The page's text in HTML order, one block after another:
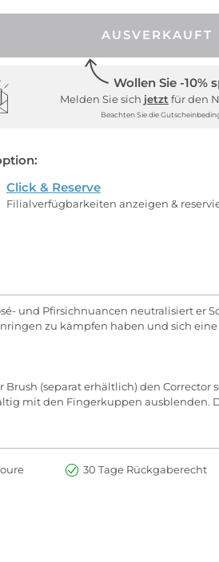
AUSVERKAUFT
Wollen Sie -10%
Melden Sie sich jetzt für den
Beachten Sie die
Click & Reserve
Filialverfügbarkeiten anzeigen &
und Pfirsichnuancen neutralisiert er
zu kämpfen haben und sich eine
(separat erhältlich) den Corrector
mit den Fingerkuppen ausblenden.
30 Tage Rückgaberecht